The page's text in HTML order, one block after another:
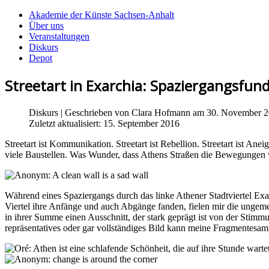
Akademie der Künste Sachsen-Anhalt
Über uns
Veranstaltungen
Diskurs
Depot
Streetart in Exarchia:
Diskurs | Geschrieben von Clara Hofmann am 30. November
Zuletzt aktualisiert: 15. September 2016
Streetart ist Kommunikation. Streetart ist Rebellion. Streetart ist
viele Baustellen. Was Wunder, dass Athens Straßen die
Während eines Spaziergangs durch das linke Athener Stadtviertel
Viertel ihre Anfänge und auch Abgänge fanden, fielen mir die
in ihrer Summe einen Ausschnitt, der stark geprägt ist von der
repräsentatives oder gar vollständiges Bild kann meine